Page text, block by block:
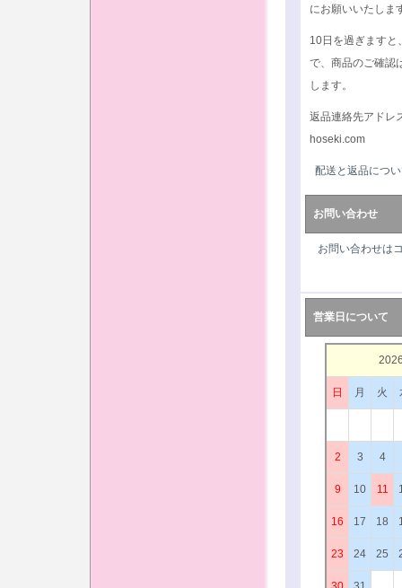
にお願いいたしま
10日を過ぎますと
で、商品のご確認
します。
返品連絡先アドレ
hoseki.com
配送と返品につ
お問い合わせ
お問い合わせは
営業日について
日 月 火
2 3 4
9 10 11
16 17 18
23 24 25